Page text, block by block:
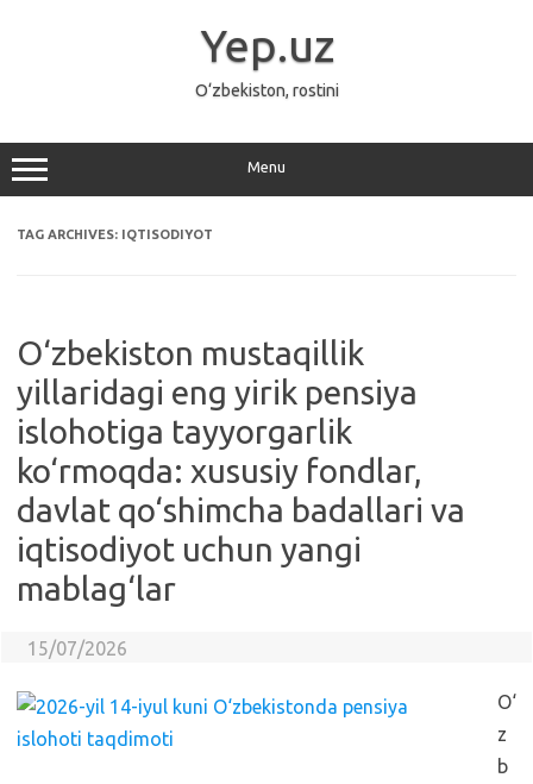
Yep.uz
O‘zbekiston, rostini
Menu
TAG ARCHIVES: IQTISODIYOT
O‘zbekiston mustaqillik
yillaridagi eng yirik pensiya
islohotiga tayyorgarlik
ko‘rmoqda: xususiy fondlar,
davlat qo‘shimcha badallari va
iqtisodiyot uchun yangi
mablag‘lar
15/07/2026
O‘
z
b